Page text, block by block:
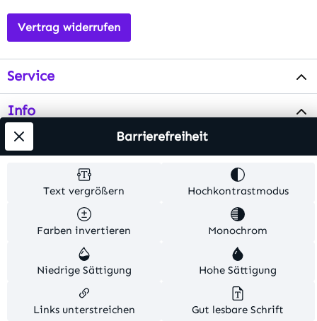
Vertrag widerrufen
Service
Info
Testsieger
Alle Preise inkl. gesetzl. Mehrwertsteuer zzgl.
Versandkosten
. Alle Artikelangaben sind
Herstellerangaben und ohne Gewähr.
© 2026 MKV24 – Alle Rechte vorbehalten. Theme by
Text vergrößern Hochkontrastmodus
Farben invertieren Monochrom
Niedrige Sättigung Hohe Sättigung
Links unterstreichen Gut lesbare Schrift
Barrierefreiheit